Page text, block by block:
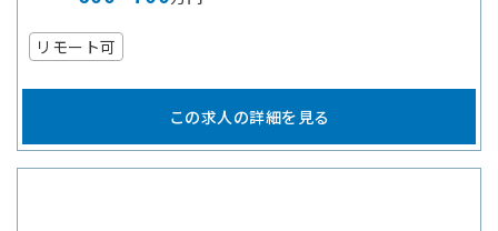
リモート可
この求人の詳細を見る